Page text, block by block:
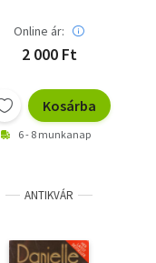
Online ár:
2 000 Ft
Kosárba
6 - 8 munkanap
ANTIKVÁR